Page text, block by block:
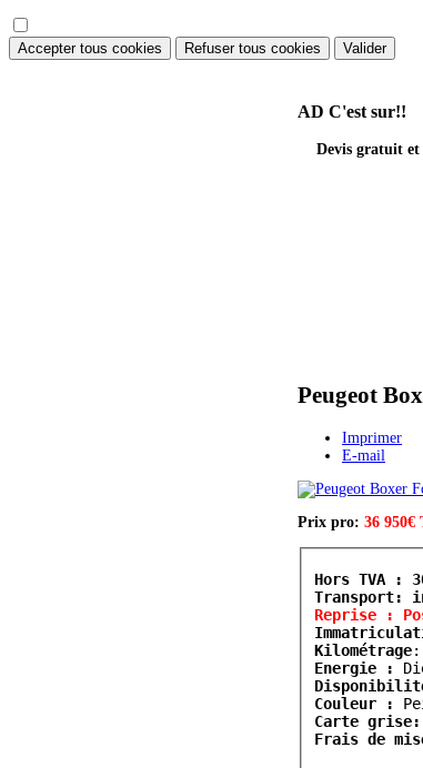
Accepter tous cookies Refuser tous cookies Valider
AD C'est sur!!
Devis gratuit
Peugeot
Imprimer
E-mail
Prix pro: 36 950€
Hors TVA :
Transport:
Reprise :
Kilométrage:
Energie :
Couleur :
Carte grise:
Frais de